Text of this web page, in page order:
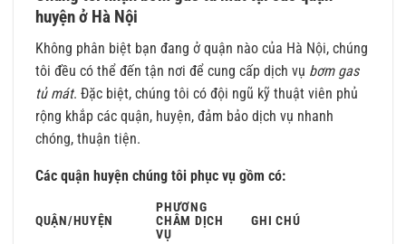
huyện ở Hà Nội
Không phân biệt bạn đang ở quận nào của Hà Nội, chúng
tôi đều có thể đến tận nơi để cung cấp dịch vụ bơm gas
tủ mát. Đặc biệt, chúng tôi có đội ngũ kỹ thuật viên phủ
rộng khắp các quận, huyện, đảm bảo dịch vụ nhanh
chóng, thuận tiện.
Các quận huyện chúng tôi phục vụ gồm có:
QUẬN/HUYỆN
PHƯƠNG
CHÂM DỊCH
VỤ
GHI CHÚ